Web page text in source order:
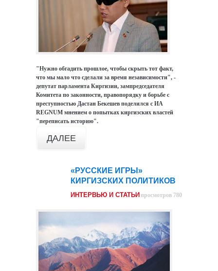
"Нужно обгадить прошлое, чтобы скрыть тот факт,
что мы мало что сделали за время независимости", -
депутат парламента Киргизии, зампредседателя
Комитета по законности, правопорядку и борьбе с
преступностью Дастан Бекешев поделился с ИА
REGNUM мнением о попытках киргизских властей
"переписать историю".
ДАЛЕЕ
«РУССКИЕ ИГРЫ»
КИРГИЗСКИХ ПОЛИТИКОВ
ИНТЕРВЬЮ И СТАТЬИ просмотров 780